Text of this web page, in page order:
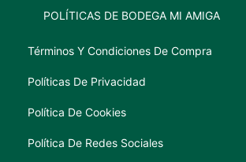
POLÍTICAS DE BODEGA MI AMIGA
Términos Y Condiciones De Compra
Políticas De Privacidad
Política De Cookies
Política De Redes Sociales